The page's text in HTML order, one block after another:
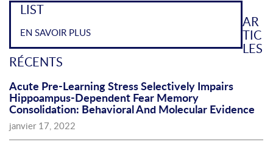
LIST
EN SAVOIR PLUS
AR
TIC
LES
RÉCENTS
Acute Pre-Learning Stress Selectively Impairs
Hippoampus-Dependent Fear Memory
Consolidation: Behavioral And Molecular Evidence
janvier 17, 2022